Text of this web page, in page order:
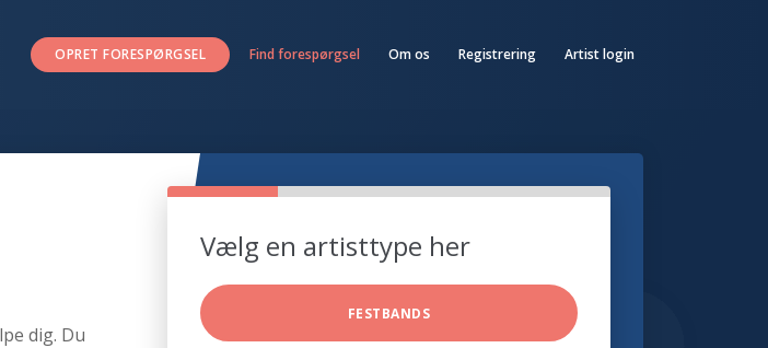
OPRET FORESPØRGSEL Find forespørgsel Om os Registrering Artist login
dig. Du
Vælg en artisttype her
FESTBANDS